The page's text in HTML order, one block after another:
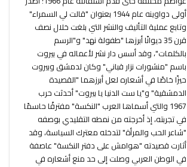
أولى دواوينه عام 1944 بعنوان "قالت لي السمراء"
وتابع عملية التأليف والنشر التي بلغت خلال نصف
قرن 35 ديوانًا أبرزها "طفولة نهد" و"الرسم
بالكلمات"، وقد أسس دار نشر لأعماله في بيروت
باسم "منشورات نزار قباني" وكان لدمشق وبيروت
حيزًا خاصًا في أشعاره لعل أبرزهما "القصيدة
الدمشقية" و"يا ست الدنيا يا بيروت" أحدثت حرب
1967 والتي أسماها العرب "النكسة" مفترقًا حاسمًا
في تجربته، إذ أخرجته من نمطه التقليدي بوصفه
"شاعر الحب والمرأة" لتدخله معترك السياسة، وقد
أثارت قصيدته "هوامش على دفتر النكسة" عاصفة
في الوطن العربي وصلت إلى حد منع أشعاره في